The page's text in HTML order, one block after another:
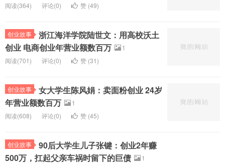
阅读(364) 评论(0) 赞 (49)
创业故事
浙江海洋学院陆世文：用高校沃土
创业 电商创业年营业额数百万
1
阅读(701) 评论(0) 赞 (31)
创业故事
女大学生陈风娟：卖面粉创业 24岁
年营业额数百万
1
阅读(608) 评论(0) 赞 (45)
创业故事
90后大学生儿子张键：创业2年赚
500万，扛起父亲车祸时留下的巨债
1